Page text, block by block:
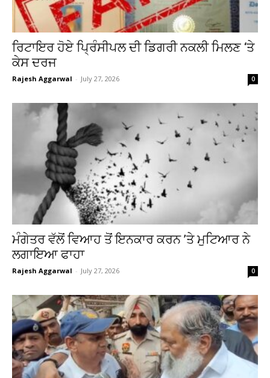
ਰਿਟਾਇਰ ਹੋਏ ਪ੍ਰਿੰਸੀਪਲ ਦੀ ਡਿਗਰੀ ਨਕਲੀ ਮਿਲਣ ‘ਤੇ
ਕੇਸ ਦਰਜ
Rajesh Aggarwal - July 27, 2026 0
ਮੰਗੇਤਰ ਵੱਲੋਂ ਵਿਆਹ ਤੋਂ ਇਨਕਾਰ ਕਰਨ ’ਤੇ ਮੁਟਿਆਰ ਨੇ
ਲਗਾਇਆ ਫਾਹਾ
Rajesh Aggarwal - July 27, 2026 0